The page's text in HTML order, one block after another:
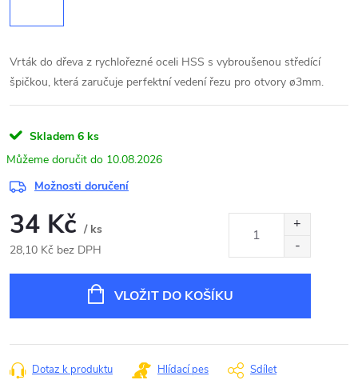
Vrták do dřeva z rychlořezné oceli HSS s vybroušenou středící
špičkou, která zaručuje perfektní vedení řezu pro otvory ø3mm.
Skladem 6 ks
10.08.2026
Možnosti doručení
34 Kč / ks
28,10 Kč bez DPH
VLOŽIT DO KOŠÍKU
Dotaz k produktu Hlídací pes Sdílet